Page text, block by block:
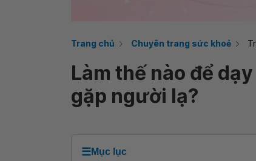
Trang chủ Chuyên trang sức khoẻ
Làm thế nào để
gặp người lạ?
☰Mục lục